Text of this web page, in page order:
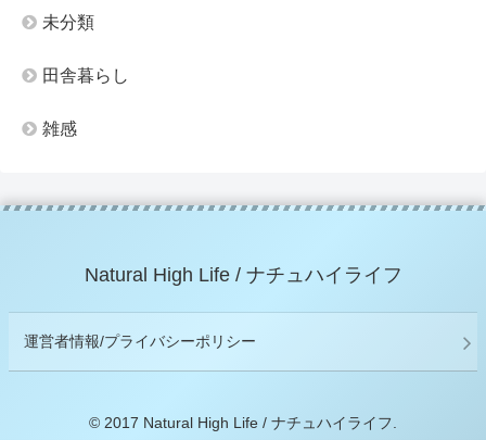
未分類
田舎暮らし
雑感
Natural High Life / ナチュハイライフ
運営者情報/プライバシーポリシー
© 2017 Natural High Life / ナチュハイライフ.